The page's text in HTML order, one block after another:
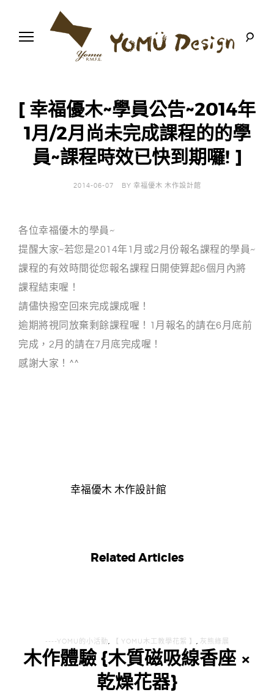
o
m
u
s
i
g
n
木
-
木
作
設
館
[ 幸福優木~學員公告~2014年
1月/2月尚未完成課程的的學
員~課程時效已快到期囉! ]
2014-06-07 BY 幸福優木 木作設計館
各位幸福優木的學員~
提醒大家~若您是2014年1月或2月份報名課程的學員~
課程的有效時間從您報名課程日開使算起6個月內將
課程結束喔！
請儘快撥空回來完成課成喔！
逾期將視同放棄剩餘課程喔！1月報名的請在6月底前
完成，2月的請在7月底完成喔！
感謝大家！^^
幸福優木 木作設計館
Related Articles
----YOMU的小活動 , 【 YOMU木工教學花絮 】 , 灰熊綠展
木作體驗 {木質磁吸線香座 ×
乾燥花器}